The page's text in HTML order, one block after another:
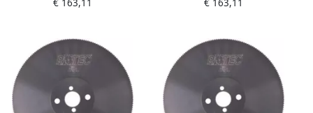
5503120
€ 163,11
5503118
€ 163,11